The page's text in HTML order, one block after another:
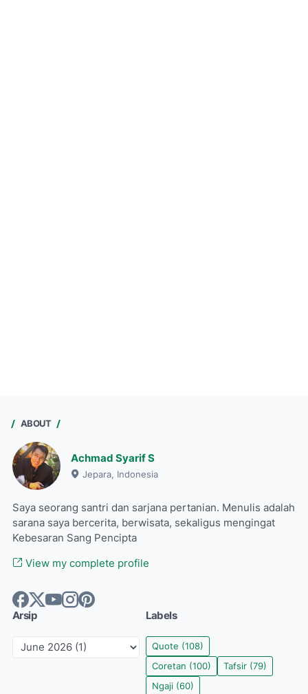
ABOUT
Achmad Syarif S
Jepara, Indonesia
Saya seorang santri dan sarjana pertanian. Menulis adalah
sarana saya bercerita, berwisata, sekaligus mengingat
Kebesaran Sang Pencipta
View my complete profile
Arsip Labels
Quote (108)
Coretan (100) Tafsir (79)
Ngaji (60)